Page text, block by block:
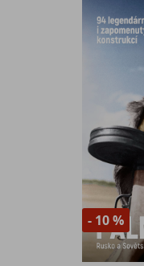
- 10 %